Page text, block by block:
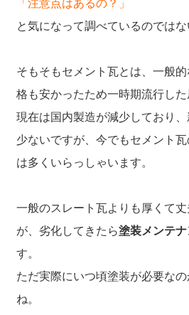
「注意点はあるの？」
と気になって調べているのではな
そもそもセメント瓦とは、一般
格も安かったため一時期流行した
現在は国内製造が減少しており
少ないですが、今でもセメント
は多くいらっしゃいます。
一般のスレート瓦よりも厚くて
が、劣化してきたら塗装メンテ
す。
ただ実際にいつ頃塗装が必要な
ね。